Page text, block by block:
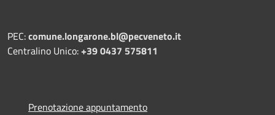
PEC:comune.longarone.bl@pecveneto.it
Centralino Unico:+39 0437 575811
Prenotazione appuntamento